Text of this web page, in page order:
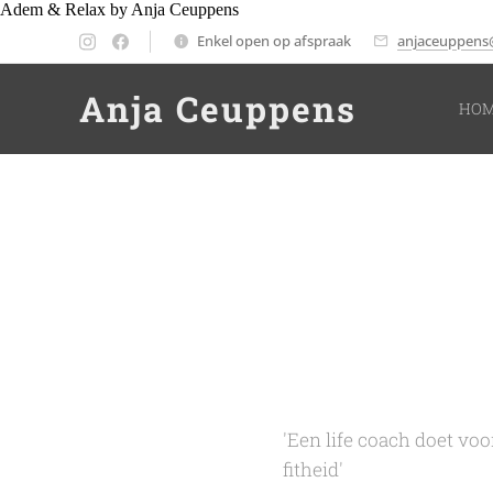
Adem & Relax by Anja Ceuppens
Enkel open op afspraak
Anja Ceuppens
'Een life coach doet
fitheid'